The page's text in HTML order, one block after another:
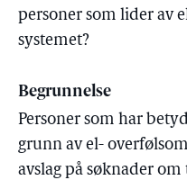
personer som lider av
systemet?
Begrunnelse
Personer som har
grunn av el-
avslag på søknader